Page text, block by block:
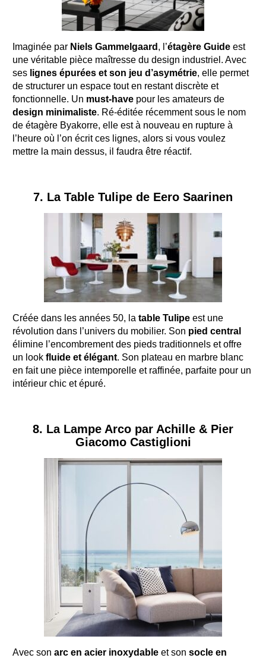
Imaginée par Niels Gammelgaard , l’étagère Guide est
une véritable pièce maîtresse du design industriel. Avec
ses lignes épurées et son jeu d’asymétrie, elle permet
de structurer un espace tout en restant discrète et
fonctionnelle. Un must-have pour les amateurs de
design minimaliste. Ré-éditée récemment sous le nom
de étagère Byakorre, elle est à nouveau en rupture à
l’heure où l’on écrit ces lignes, alors si vous voulez
mettre la main dessus, il faudra être réactif.
7. La Table Tulipe de Eero Saarinen
Créée dans les années 50, la table Tulipe est une
révolution dans l’univers du mobilier. Son pied central
élimine l’encombrement des pieds traditionnels et offre
un look fluide et élégant. Son plateau en marbre blanc
en fait une pièce intemporelle et raffinée, parfaite pour un
intérieur chic et épuré.
8. La Lampe Arco par Achille & Pier
Giacomo Castiglioni
Avec son arc en acier inoxydable et son socle en